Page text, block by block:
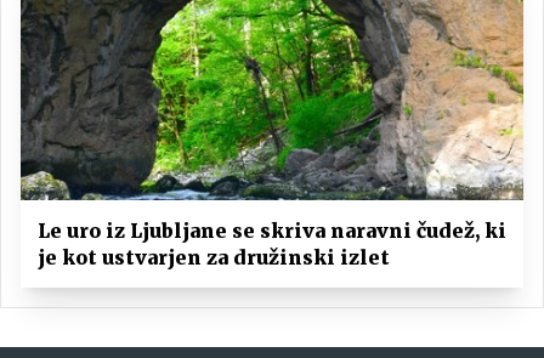
Le uro iz Ljubljane se skriva naravni čudež, ki
je kot ustvarjen za družinski izlet